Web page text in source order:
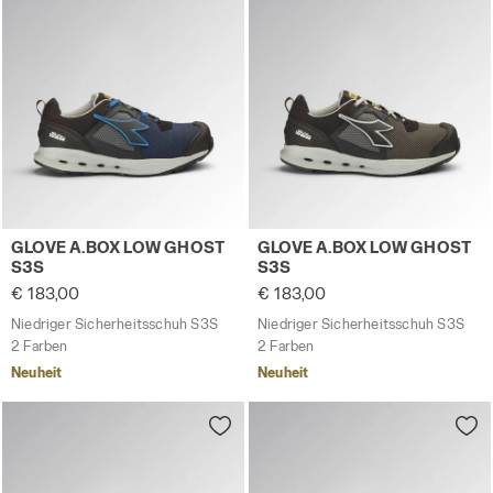
Niedriger Sicherheitsschuh S3S GLOVE A.BOX LOW
GLOVE A.BOX LOW GHOST
S3S
€ 183,00
Niedriger Sicherheitsschuh S3S
2 Farben
Neuheit
Niedriger Sicherheitsschuh
GLOVE A.BOX LOW GHOST
S3S
€ 183,00
Niedriger Sicherheitsschuh S3S
2 Farben
Neuheit